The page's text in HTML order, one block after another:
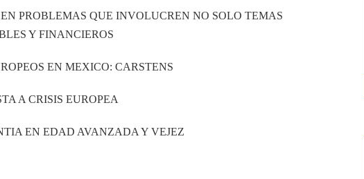
PROBLEMAS QUE INVOLUCREN NO SOLO TEMAS
Y FINANCIEROS
EN MEXICO: CARSTENS
A CRISIS EUROPEA
EN EDAD AVANZADA Y VEJEZ